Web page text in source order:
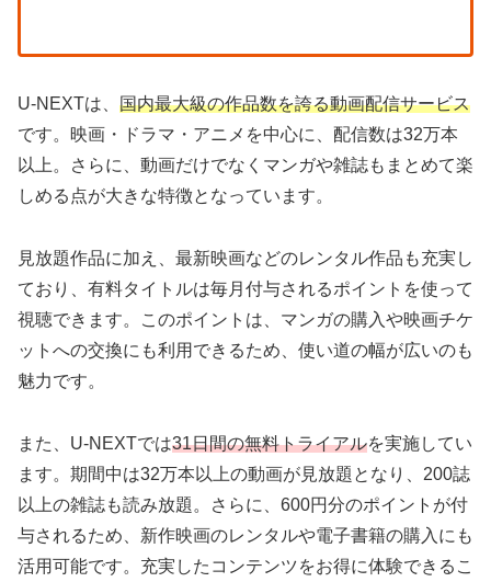
U-NEXTは、 国内最大級の作品数を誇る動画配信サービス
です。映画・ドラマ・アニメを中心に、配信数は32万本
以上。さらに、動画だけでなくマンガや雑誌もまとめて楽
しめる点が大きな特徴となっています。
見放題作品に加え、最新映画などのレンタル作品も充実し
ており、有料タイトルは毎月付与されるポイントを使って
視聴できます。このポイントは、マンガの購入や映画チケ
ットへの交換にも利用できるため、使い道の幅が広いのも
魅力です。
また、U-NEXTでは31日間の無料トライアルを実施してい
ます。期間中は32万本以上の動画が見放題となり、200誌
以上の雑誌も読み放題。さらに、600円分のポイントが付
与されるため、新作映画のレンタルや電子書籍の購入にも
活用可能です。充実したコンテンツをお得に体験できるこ